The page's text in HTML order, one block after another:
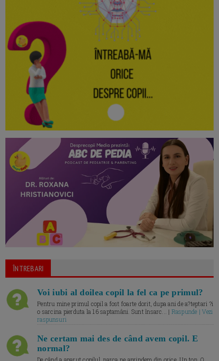
ÎNTREBARI
Voi iubi al doilea copil la fel ca pe primul?
Pentru mine primul copil a fost foarte dorit, dupa ani de a?teptari ?i
o sarcina pierduta la 16 saptamâni. Sunt însarc... | Raspunde | Vezi
raspunsuri
Ne certam mai des de când avem copil. E
normal?